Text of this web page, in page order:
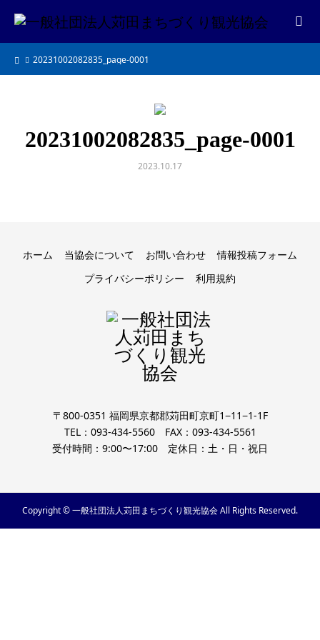
20231002082835_page-0001
20231002082835_page-0001
2023.10.17
ホーム 当協会について お問い合わせ
情報投稿フォーム
プライバシーポリシー
利用規約
〒800-0351 福岡県京都郡苅田町京町1−11−1-1F
TEL：093-434-5560 FAX：093-434-5561
受付時間：9:00〜17:00 定休日：土・日・祝日
Copyright © 一般社団法人苅田まちづくり観光協会 All Rights Reserved.